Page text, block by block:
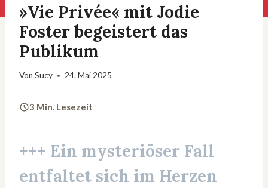
»Vie Privée« mit Jodie
Foster begeistert das
Publikum
Von Sucy 24. Mai 2025
3 Min. Lesezeit
+++ Ein mysteriöser Fall
entfaltet sich im Herzen